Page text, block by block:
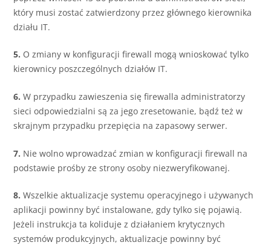
który musi zostać zatwierdzony przez głównego kierownika
działu IT.
5. O zmiany w konfiguracji firewall mogą wnioskować tylko
kierownicy poszczególnych działów IT.
6. W przypadku zawieszenia się firewalla administratorzy
sieci odpowiedzialni są za jego zresetowanie, bądź też w
skrajnym przypadku przepięcia na zapasowy serwer.
7. Nie wolno wprowadzać zmian w konfiguracji firewall na
podstawie prośby ze strony osoby niezweryfikowanej.
8. Wszelkie aktualizacje systemu operacyjnego i używanych
aplikacji powinny być instalowane, gdy tylko się pojawią.
Jeżeli instrukcja ta koliduje z działaniem krytycznych
systemów produkcyjnych, aktualizacje powinny być